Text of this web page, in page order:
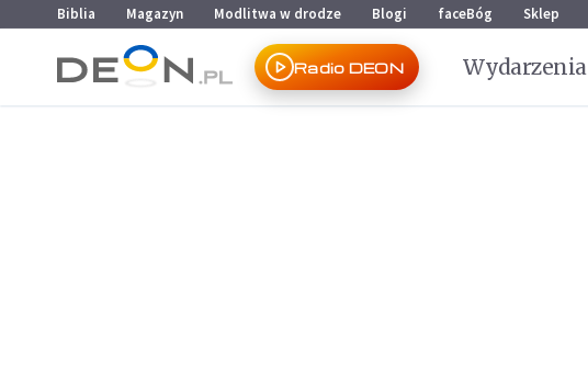
Przejdź do menu głównego
Przejdź do treści
Biblia Magazyn Modlitwa w drodze Blogi faceBóg Sklep
Radio DEON Wydarzenia